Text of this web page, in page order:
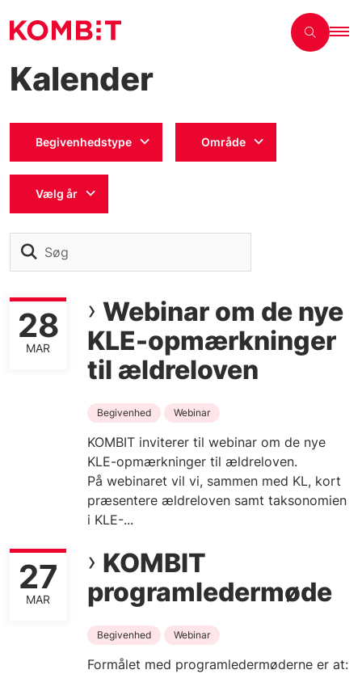
Kalender
Begivenhedstype Område
Vælg år
Webinar om de nye
KLE-opmærkninger
til ældreloven
28
MAR
Begivenhed Webinar
KOMBIT inviterer til webinar om de nye
KLE-opmærkninger til ældreloven.
På webinaret vil vi, sammen med KL, kort
præsentere ældreloven samt taksonomien
i KLE-...
KOMBIT
programledermøde
27
MAR
Begivenhed Webinar
Formålet med programledermøderne er at: